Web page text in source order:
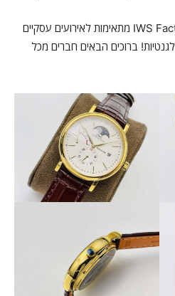
יצירות המופת הגאוניות של IWS Factory מתאימות לאירועים עסקיים
ברוכים הבאים חברים מכל